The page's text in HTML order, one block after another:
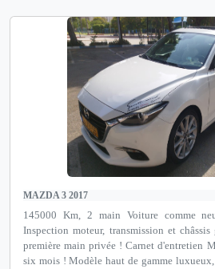
MAZDA 3 2017
145000 Km, 2 main Voiture comme
Inspection moteur, transmission et
première main privée ! Carnet d'entretien
six mois ! Modèle haut de gamme